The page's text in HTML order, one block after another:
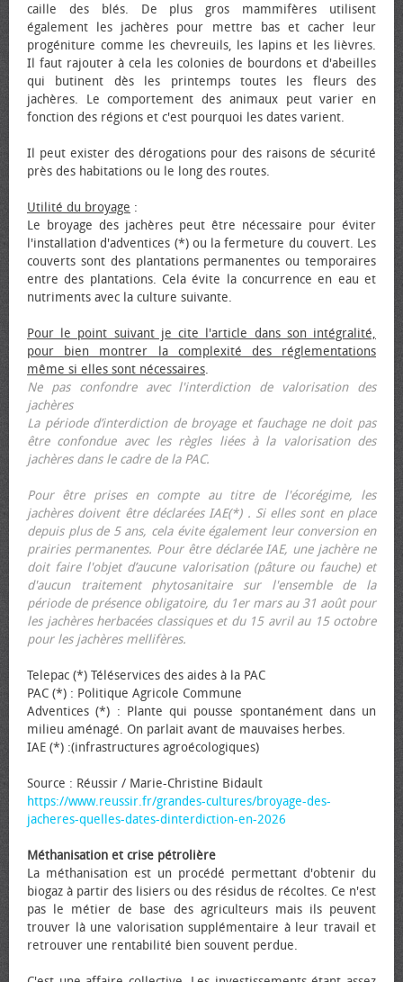
caille des blés. De plus gros mammifères utilisent
également les jachères pour mettre bas et cacher leur
progéniture comme les chevreuils, les lapins et les lièvres.
Il faut rajouter à cela les colonies de bourdons et d'abeilles
qui butinent dès les printemps toutes les fleurs des
jachères. Le comportement des animaux peut varier en
fonction des régions et c'est pourquoi les dates varient.
Il peut exister des dérogations pour des raisons de sécurité
près des habitations ou le long des routes.
Utilité du broyage :
Le broyage des jachères peut être nécessaire pour éviter
l'installation d'adventices (*) ou la fermeture du couvert. Les
couverts sont des plantations permanentes ou temporaires
entre des plantations. Cela évite la concurrence en eau et
nutriments avec la culture suivante.
Pour le point suivant je cite l'article dans son intégralité,
pour bien montrer la complexité des réglementations
même si elles sont nécessaires.
Ne pas confondre avec l'interdiction de valorisation des
jachères
La période d’interdiction de broyage et fauchage ne doit pas
être confondue avec les règles liées à la valorisation des
jachères dans le cadre de la PAC.
Pour être prises en compte au titre de l'écorégime, les
jachères doivent être déclarées IAE(*) . Si elles sont en place
depuis plus de 5 ans, cela évite également leur conversion en
prairies permanentes. Pour être déclarée IAE, une jachère ne
doit faire l'objet d’aucune valorisation (pâture ou fauche) et
d'aucun traitement phytosanitaire sur l'ensemble de la
période de présence obligatoire, du 1er mars au 31 août pour
les jachères herbacées classiques et du 15 avril au 15 octobre
pour les jachères mellifères.
Telepac (*) Téléservices des aides à la PAC
PAC (*) : Politique Agricole Commune
Adventices (*) : Plante qui pousse spontanément dans un
milieu aménagé. On parlait avant de mauvaises herbes.
IAE (*) :(infrastructures agroécologiques)
Source : Réussir / Marie-Christine Bidault
https://www.reussir.fr/grandes-cultures/broyage-des-
jacheres-quelles-dates-dinterdiction-en-2026
Méthanisation et crise pétrolière
La méthanisation est un procédé permettant d'obtenir du
biogaz à partir des lisiers ou des résidus de récoltes. Ce n'est
pas le métier de base des agriculteurs mais ils peuvent
trouver là une valorisation supplémentaire à leur travail et
retrouver une rentabilité bien souvent perdue.